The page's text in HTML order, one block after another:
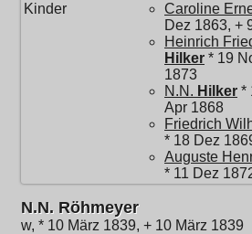
Kinder
Caroline
Dez 1863, +
Heinrich
Hilker * 19
1873
N.N. Hilker *
Apr 1868
Friedrich
* 18 Dez
Auguste
* 11 Dez
N.N. Röhmeyer
w, * 10 März 1839, + 10 März 1839